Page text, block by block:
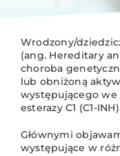
Wrodzony/
(ang. Hereditary
choroba
lub obniżoną
występującego
esterazy C1 (C1-
Głównymi
występujące w